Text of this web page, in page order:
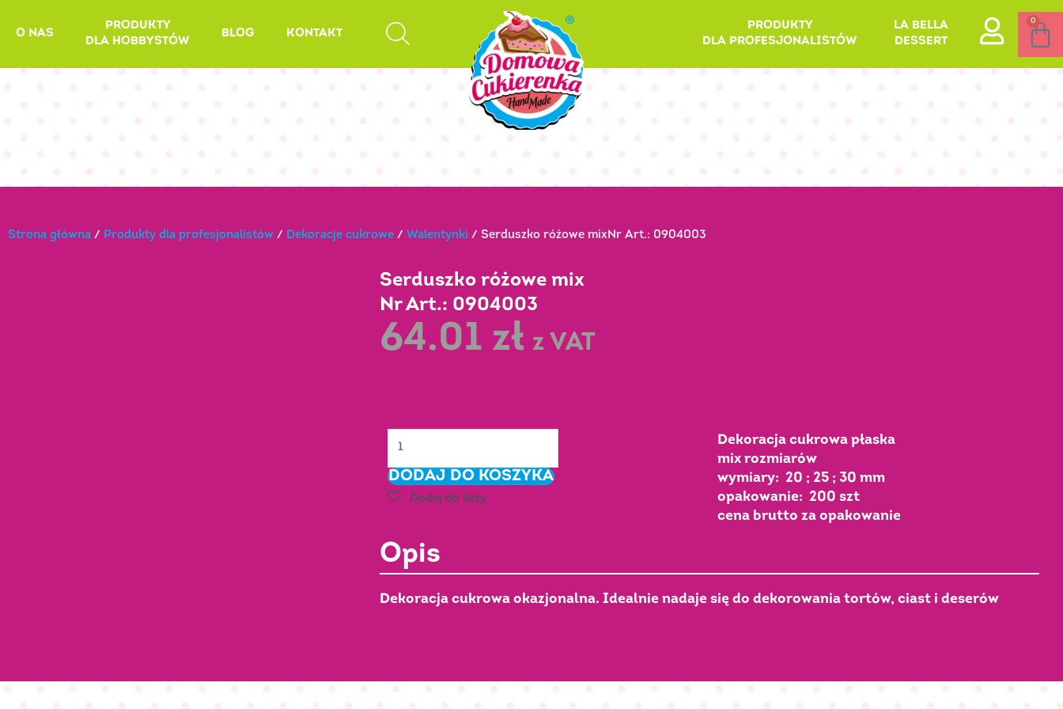
O NAS
PRODUKTY
DLA HOBBYSTÓW
BLOG KONTAKT
PRODUKTY
DLA PROFESJONALISTÓW
LA BELLA
DESSERT
0
Strona główna / Produkty dla profesjonalistów / Dekoracje cukrowe / Walentynki / Serduszko różowe mixNr Art.: 0904003
Serduszko różowe mix
Nr Art.: 0904003
64.01 zł z VAT
różowe
mixNr
DODAJ DO KOSZYKA
Dekoracja cukrowa płaska
mix rozmiarów
wymiary: 20 ; 25 ; 30 mm
opakowanie: 200 szt
cena brutto za opakowanie
Opis
Dekoracja cukrowa okazjonalna. Idealnie nadaje się do dekorowania tortów, ciast i deserów